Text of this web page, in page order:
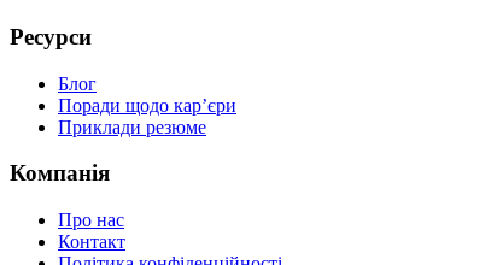
Ресурси
Блог
Поради щодо кар’єри
Приклади резюме
Компанія
Про нас
Контакт